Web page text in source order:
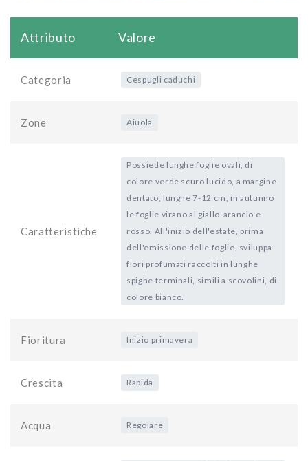
Attributo Valore
Categoria Cespugli caduchi
Zone Aiuola
Caratteristiche
Possiede lunghe foglie ovali, di
colore verde scuro lucido, a margine
dentato, lunghe 7-12 cm, in autunno
le foglie virano al giallo-arancio e
rosso. All'inizio dell'estate, prima
dell'emissione delle foglie, sviluppa
fiori profumati raccolti in lunghe
spighe terminali, simili a scovolini, di
colore bianco.
Fioritura Inizio primavera
Crescita Rapida
Acqua Regolare